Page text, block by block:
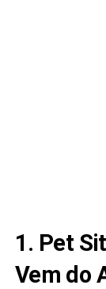
1. Pet
Vem do